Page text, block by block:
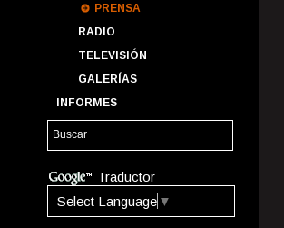
PRENSA
RADIO
TELEVISIÓN
GALERÍAS
INFORMES
Traductor
Select Language ▼